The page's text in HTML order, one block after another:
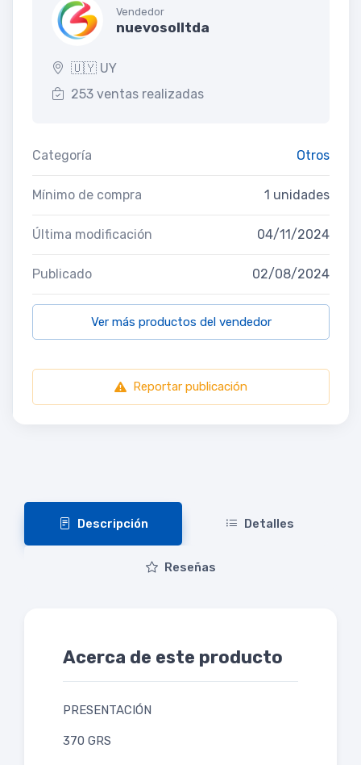
Vendedor
nuevosolltda
🇺🇾 UY
253 ventas realizadas
Categoría Otros
Mínimo de compra 1 unidades
Última modificación 04/11/2024
Publicado 02/08/2024
Ver más productos del vendedor
Reportar publicación
Descripción Detalles
Reseñas
Acerca de este producto
PRESENTACIÓN
370 GRS